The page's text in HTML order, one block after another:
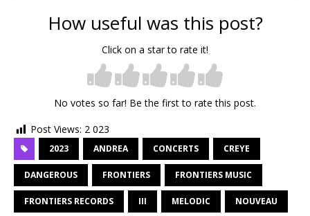
How useful was this post?
Click on a star to rate it!
No votes so far! Be the first to rate this post.
Post Views: 2 023
2023 ANDREA CONCERTS CREYE
DANGEROUS FRONTIERS FRONTIERS MUSIC
FRONTIERS RECORDS III MELODIC NOUVEAU